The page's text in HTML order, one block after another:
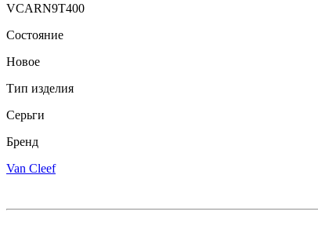
VCARN9T400
Состояние
Новое
Тип изделия
Серьги
Бренд
Van Cleef